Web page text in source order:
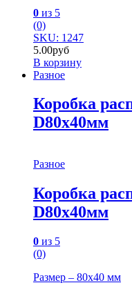
0 из 5
(0)
SKU: 1247
5.00руб
В корзину
Разное
Коробка
D80х40мм
Разное
Коробка
D80х40мм
0 из 5
(0)
Размер – 80х40 мм